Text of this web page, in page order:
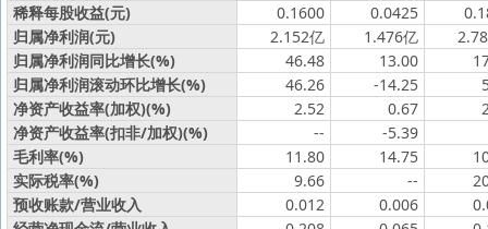
稀释每股收益(元)
0.1600 0.0425
归属净利润(元)
2.152亿 1.476亿
归属净利润同比增长(%)
46.48 13.00
归属净利润滚动环比增长(%)
46.26 -14.25
净资产收益率(加权)(%)
2.52 0.67
净资产收益率(扣非/加权)(%)
--
-5.39
毛利率(%)
11.80 14.75
实际税率(%)
9.66 --
预收账款/营业收入
0.012 0.006